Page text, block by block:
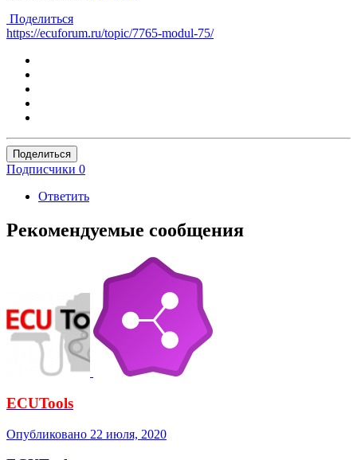
Поделиться
https://ecuforum.ru/topic/7765-modul-75/
Поделиться
Подписчики 0
Ответить
Рекомендуемые сообщения
ECUTools
Опубликовано 22 июля, 2020